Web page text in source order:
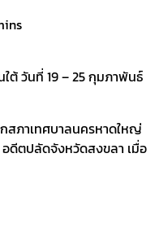
วันที่ 19 – 25 กุมภาพันธ์
สภาเทศบาลนครหาดใหญ่
ตปลัดจังหวัดสงขลา เมื่อ